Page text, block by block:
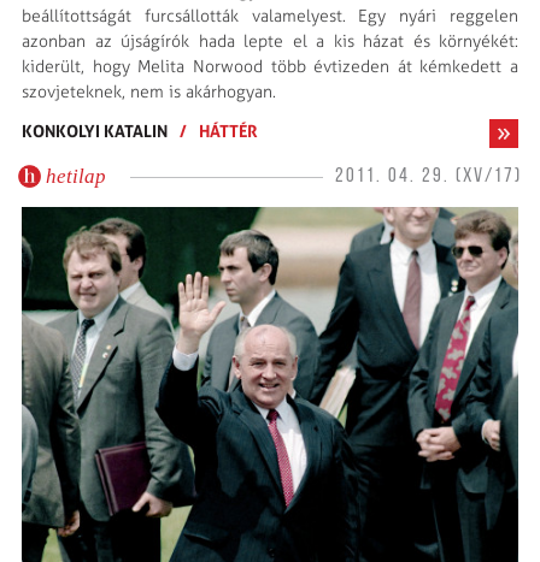
beállítottságát furcsállották valamelyest. Egy nyári reggelen
azonban az újságírók hada lepte el a kis házat és környékét:
kiderült, hogy Melita Norwood több évtizeden át kémkedett a
szovjeteknek, nem is akárhogyan.
KONKOLYI KATALIN / HÁTTÉR
hetilap 2011. 04. 29. (XV/17)